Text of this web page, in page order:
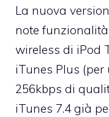
La nuova
note
wireless di iPod
iTunes Plus (per
256kbps di
iTunes 7.4 già